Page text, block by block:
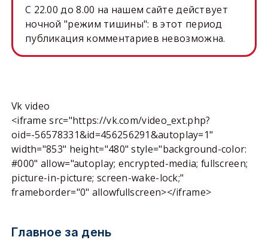
C 22.00 до 8.00 на нашем сайте действует
ночной "режим тишины": в этот период
публикация комментариев невозможна.
Vk video
<iframe src="https://vk.com/video_ext.php?
oid=-56578331&id=456256291&autoplay=1"
width="853" height="480" style="background-color:
#000" allow="autoplay; encrypted-media; fullscreen;
picture-in-picture; screen-wake-lock;"
frameborder="0" allowfullscreen></iframe>
Главное за день